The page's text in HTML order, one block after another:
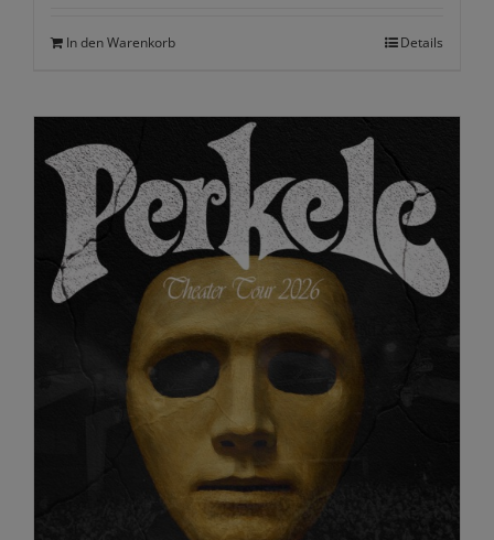
In den Warenkorb Details